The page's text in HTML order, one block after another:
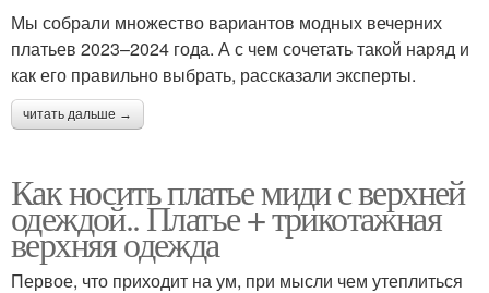
Мы собрали множество вариантов модных вечерних
платьев 2023–2024 года. А с чем сочетать такой наряд и
как его правильно выбрать, рассказали эксперты.
читать дальше →
Как носить платье миди с верхней
одеждой.. Платье + трикотажная
верхняя одежда
Первое, что приходит на ум, при мысли чем утеплиться